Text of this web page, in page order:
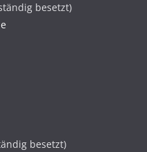
besetzt)
besetzt)